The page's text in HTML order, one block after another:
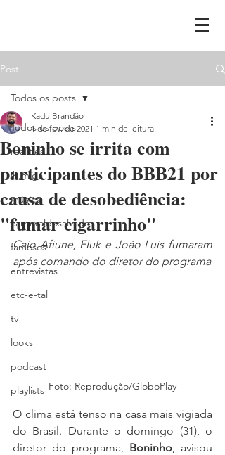
Post
Todos os posts
realities
ih,miga
música
carnavaldesalvador
famosos
entrevistas
etc-e-tal
tv
looks
podcast
playlists
Todos os posts
Boninho se irrita com
participantes do BBB21 por
causa de desobediência:
"fumar cigarrinho"
Kadu Brandão
1 de fev. de 2021 1 min de leitura
Caio Afiune, FIuk e João Luis fumaram
após comando do diretor do programa
Foto: Reprodução/GloboPlay
O clima está tenso na casa mais vigiada
do Brasil. Durante o domingo (31), o
diretor do programa, Boninho , avisou